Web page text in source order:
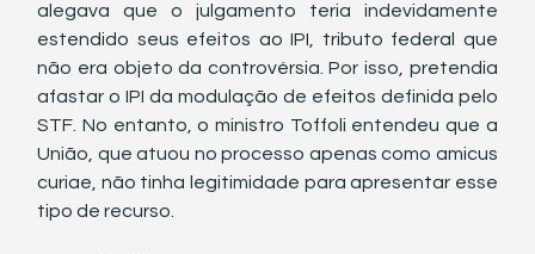
alegava que o julgamento teria indevidamente
estendido seus efeitos ao IPI, tributo federal que
não era objeto da controvérsia. Por isso, pretendia
afastar o IPI da modulação de efeitos definida pelo
STF. No entanto, o ministro Toffoli entendeu que a
União, que atuou no processo apenas como amicus
curiae, não tinha legitimidade para apresentar esse
tipo de recurso.